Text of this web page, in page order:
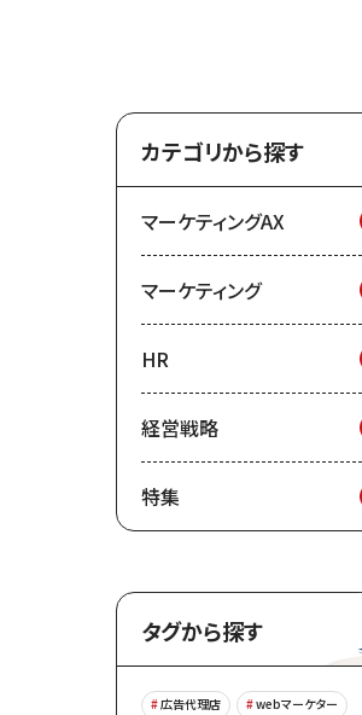
カテゴリから探す
マーケティングAX
マーケティング
HR
経営戦略
特集
タグから探す
広告代理店
webマーケター